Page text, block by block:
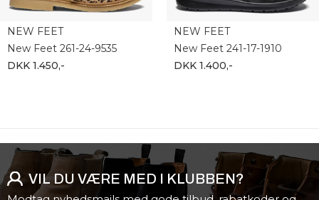
NEW FEET
New Feet 261-24-9535
DKK 1.450,-
NEW FEET
New Feet 241-17-1910
DKK 1.400,-
VIL DU VÆRE MED I KLUBBEN?